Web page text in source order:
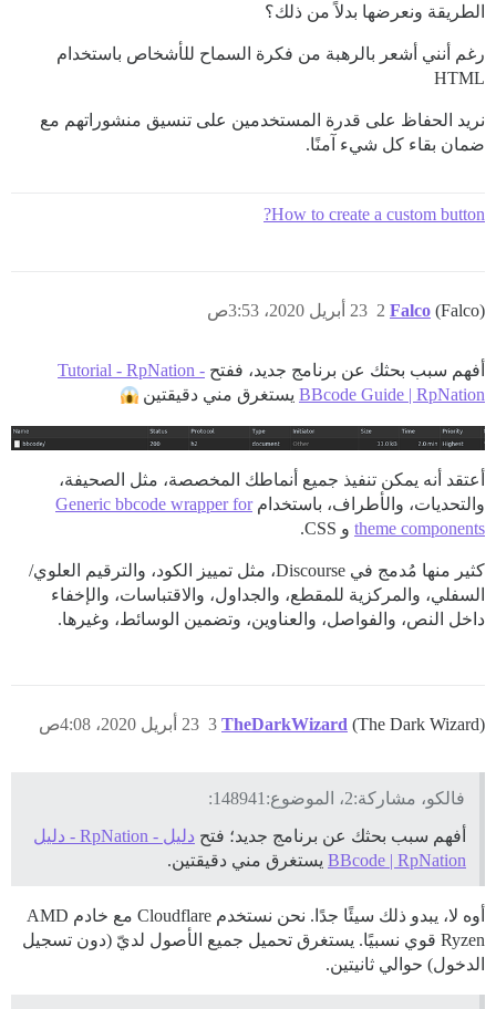
الطريقة ونعرضها بدلاً من ذلك؟
رغم أنني أشعر بالرهبة من فكرة السماح للأشخاص باستخدام
HTML
نريد الحفاظ على قدرة المستخدمين على تنسيق منشوراتهم مع
ضمان بقاء كل شيء آمنًا.
How to create a custom button?
Falco (Falco) 23 أبريل 2020، 3:53ص 2
أفهم سبب بحثك عن برنامج جديد، ففتح Tutorial - RpNation -
BBcode Guide | RpNation يستغرق مني دقيقتين
أعتقد أنه يمكن تنفيذ جميع أنماطك المخصصة، مثل الصحيفة،
والتحديات، والأطراف، باستخدامGeneric bbcode wrapper for
theme components و CSS.
كثير منها مُدمج في Discourse، مثل تمييز الكود، والترقيم العلوي/
السفلي، والمركزية للمقطع، والجداول، والاقتباسات، والإخفاء
داخل النص، والفواصل، والعناوين، وتضمين الوسائط، وغيرها.
TheDarkWizard (The Dark Wizard) 23 أبريل 2020، 4:08ص 3
فالكو، مشاركة:2، الموضوع:148941:
أفهم سبب بحثك عن برنامج جديد؛ فتح
دليل - RpNation - دليل
BBcode | RpNation يستغرق مني دقيقتين.
أوه لا، يبدو ذلك سيئًا جدًا. نحن نستخدم Cloudflare مع خادم AMD
Ryzen قوي نسبيًا. يستغرق تحميل جميع الأصول لديّ (دون تسجيل
الدخول) حوالي ثانيتين.